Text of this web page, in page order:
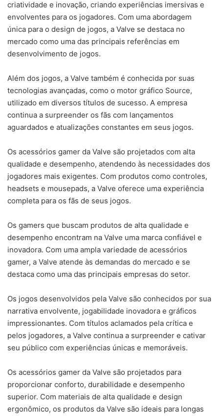
criatividade e inovação, criando experiências imersivas e
envolventes para os jogadores. Com uma abordagem
única para o design de jogos, a Valve se destaca no
mercado como uma das principais referências em
desenvolvimento de jogos.
Além dos jogos, a Valve também é conhecida por suas
tecnologias avançadas, como o motor gráfico Source,
utilizado em diversos títulos de sucesso. A empresa
continua a surpreender os fãs com lançamentos
aguardados e atualizações constantes em seus jogos.
Os acessórios gamer da Valve são projetados com alta
qualidade e desempenho, atendendo às necessidades dos
jogadores mais exigentes. Com produtos como controles,
headsets e mousepads, a Valve oferece uma experiência
completa para os fãs de seus jogos.
Os gamers que buscam produtos de alta qualidade e
desempenho encontram na Valve uma marca confiável e
inovadora. Com uma ampla variedade de acessórios
gamer, a Valve atende às demandas do mercado e se
destaca como uma das principais empresas do setor.
Os jogos desenvolvidos pela Valve são conhecidos por sua
narrativa envolvente, jogabilidade inovadora e gráficos
impressionantes. Com títulos aclamados pela crítica e
pelos jogadores, a Valve continua a surpreender e cativar
seu público com experiências únicas e memoráveis.
Os acessórios gamer da Valve são projetados para
proporcionar conforto, durabilidade e desempenho
superior. Com materiais de alta qualidade e design
ergonômico, os produtos da Valve são ideais para longas